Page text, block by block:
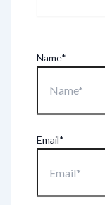
Name*
Email*